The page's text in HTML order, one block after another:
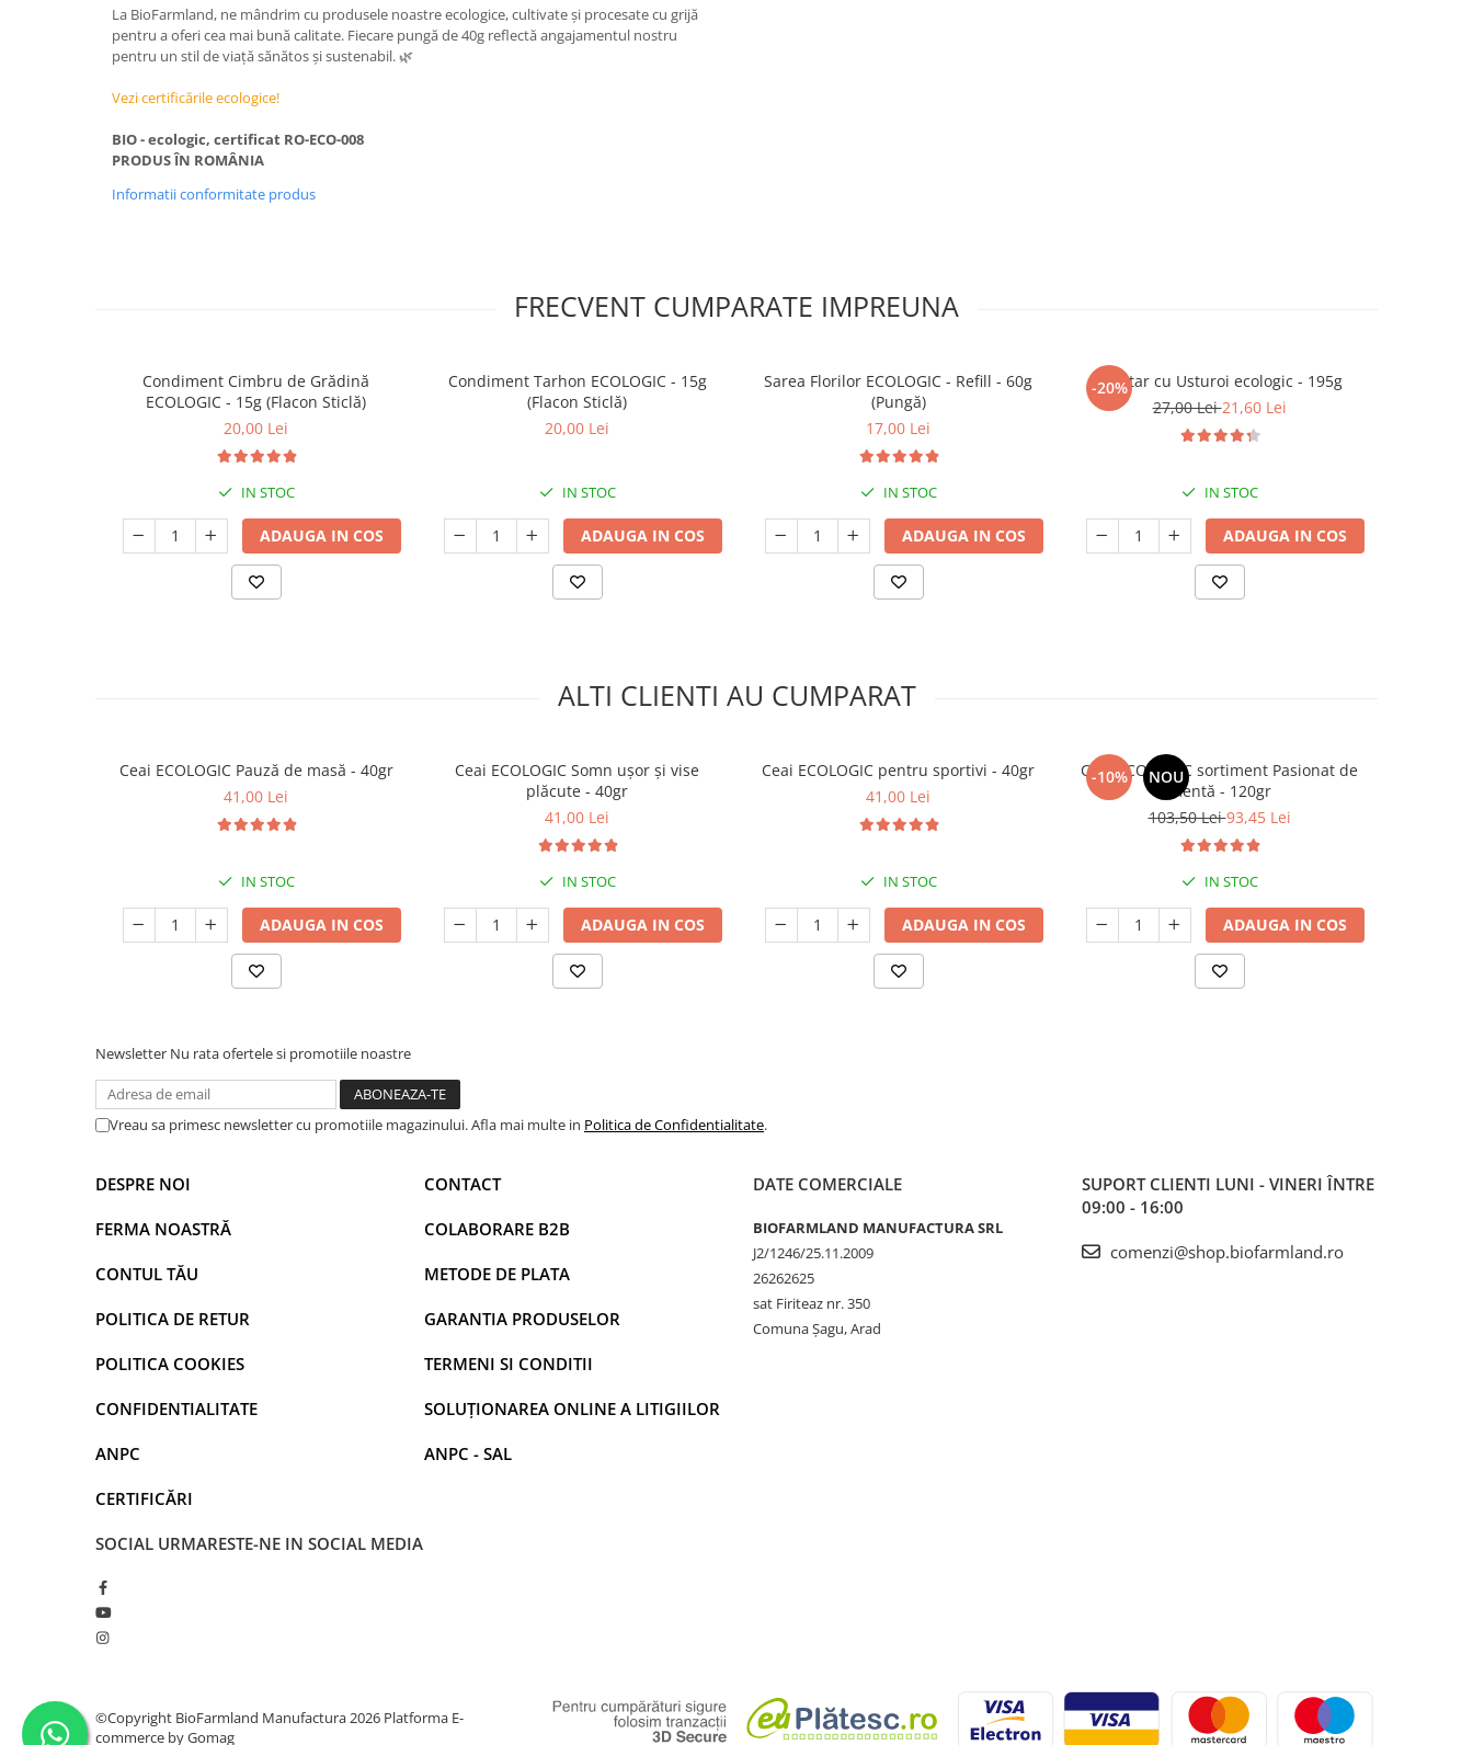
La BioFarmland, ne mândrim cu produsele noastre ecologice, cultivate și procesate cu grijă
pentru a oferi cea mai bună calitate. Fiecare pungă de 40g reflectă angajamentul nostru
pentru un stil de viață sănătos și sustenabil. 🌿
Vezi certificările ecologice!
BIO - ecologic, certificat RO-ECO-008
PRODUS ÎN ROMÂNIA
Informatii conformitate produs
FRECVENT CUMPARATE IMPREUNA
Condiment Cimbru de Grădină
ECOLOGIC - 15g (Flacon Sticlă)
20,00 Lei
IN STOC
ADAUGA IN COS
Condiment Tarhon ECOLOGIC - 15g
(Flacon Sticlă)
20,00 Lei
IN STOC
ADAUGA IN COS
Sarea Florilor ECOLOGIC - Refill - 60g
(Pungă)
17,00 Lei
IN STOC
ADAUGA IN COS
-20%
Muștar cu Usturoi ecologic - 195g
27,00 Lei21,60 Lei
IN STOC
ADAUGA IN COS
ALTI CLIENTI AU CUMPARAT
Ceai ECOLOGIC Pauză de masă - 40gr
41,00 Lei
IN STOC
ADAUGA IN COS
Ceai ECOLOGIC Somn ușor și vise
plăcute - 40gr
41,00 Lei
IN STOC
ADAUGA IN COS
Ceai ECOLOGIC pentru sportivi - 40gr
41,00 Lei
IN STOC
ADAUGA IN COS
-10% NOU
Ceai ECOLOGIC sortiment Pasionat de
mentă - 120gr
103,50 Lei93,45 Lei
IN STOC
ADAUGA IN COS
Newsletter Nu rata ofertele si promotiile noastre
Vreau sa primesc newsletter cu promotiile magazinului. Afla mai multe in Politica de Confidentialitate.
DESPRE NOI
FERMA NOASTRĂ
CONTUL TĂU
POLITICA DE RETUR
POLITICA COOKIES
CONFIDENTIALITATE
ANPC
CERTIFICĂRI
CONTACT
COLABORARE B2B
METODE DE PLATA
GARANTIA PRODUSELOR
TERMENI SI CONDITII
SOLUȚIONAREA ONLINE A LITIGIILOR
ANPC - SAL
DATE COMERCIALE
BIOFARMLAND MANUFACTURA SRL
J2/1246/25.11.2009
26262625
sat Firiteaz nr. 350
Comuna Șagu, Arad
SUPORT CLIENTI LUNI - VINERI ÎNTRE
09:00 - 16:00
comenzi@shop.biofarmland.ro
SOCIAL URMARESTE-NE IN SOCIAL MEDIA
©Copyright BioFarmland Manufactura 2026 Platforma E-
commerce by Gomag